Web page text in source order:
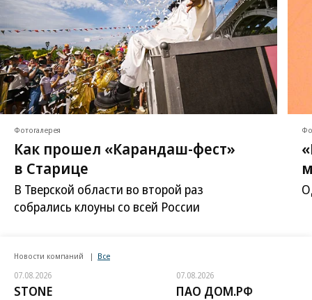
Фотогалерея
Как прошел «Карандаш-фест»
в Старице
В Тверской области во второй раз
собрались клоуны со всей России
Новости компаний Все
07.08.2026
STONE
07.08.2026
ПАО ДОМ.РФ